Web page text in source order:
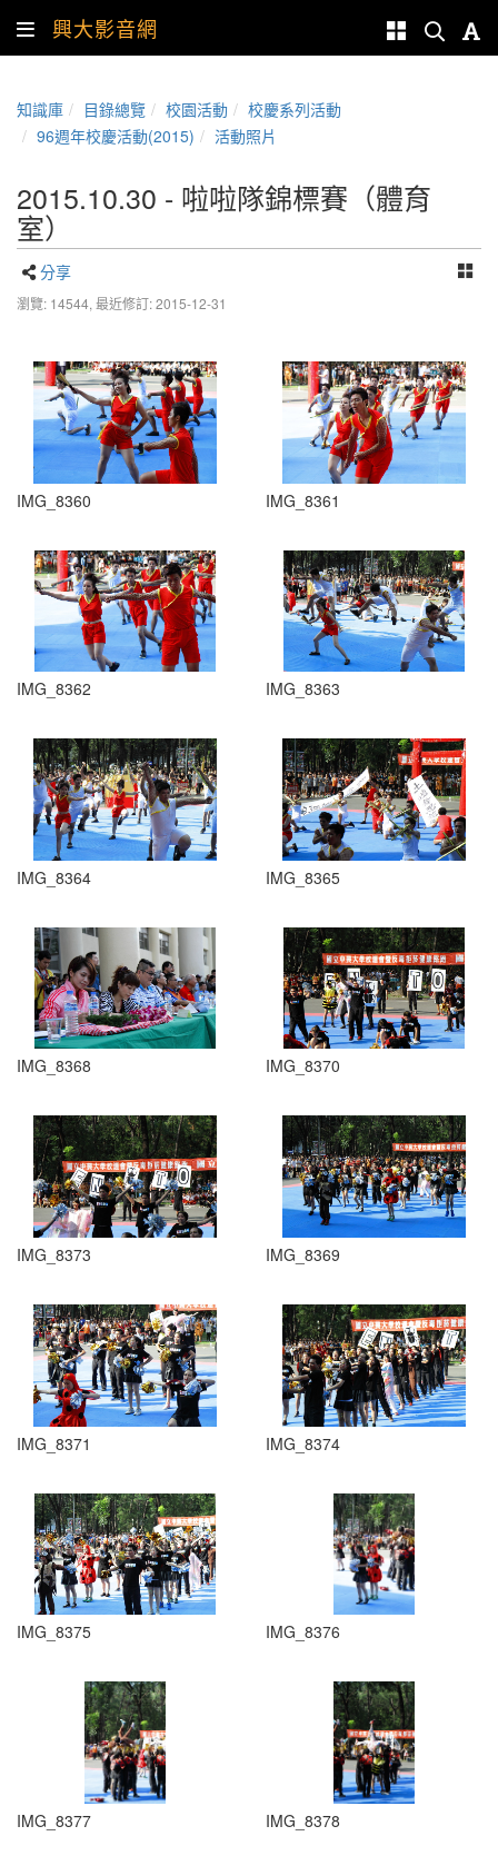
興大影音網
知識庫 目錄總覽 校園活動
校慶系列活動
96週年校慶活動(2015)
活動照片
2015.10.30 - 啦啦隊錦標賽（體育
室）
分享
瀏覽: 14544, 最近修訂: 2015-12-31
IMG_8360 IMG_8361
IMG_8362 IMG_8363
IMG_8364 IMG_8365
IMG_8368 IMG_8370
IMG_8373 IMG_8369
IMG_8371 IMG_8374
IMG_8375 IMG_8376
IMG_8377 IMG_8378